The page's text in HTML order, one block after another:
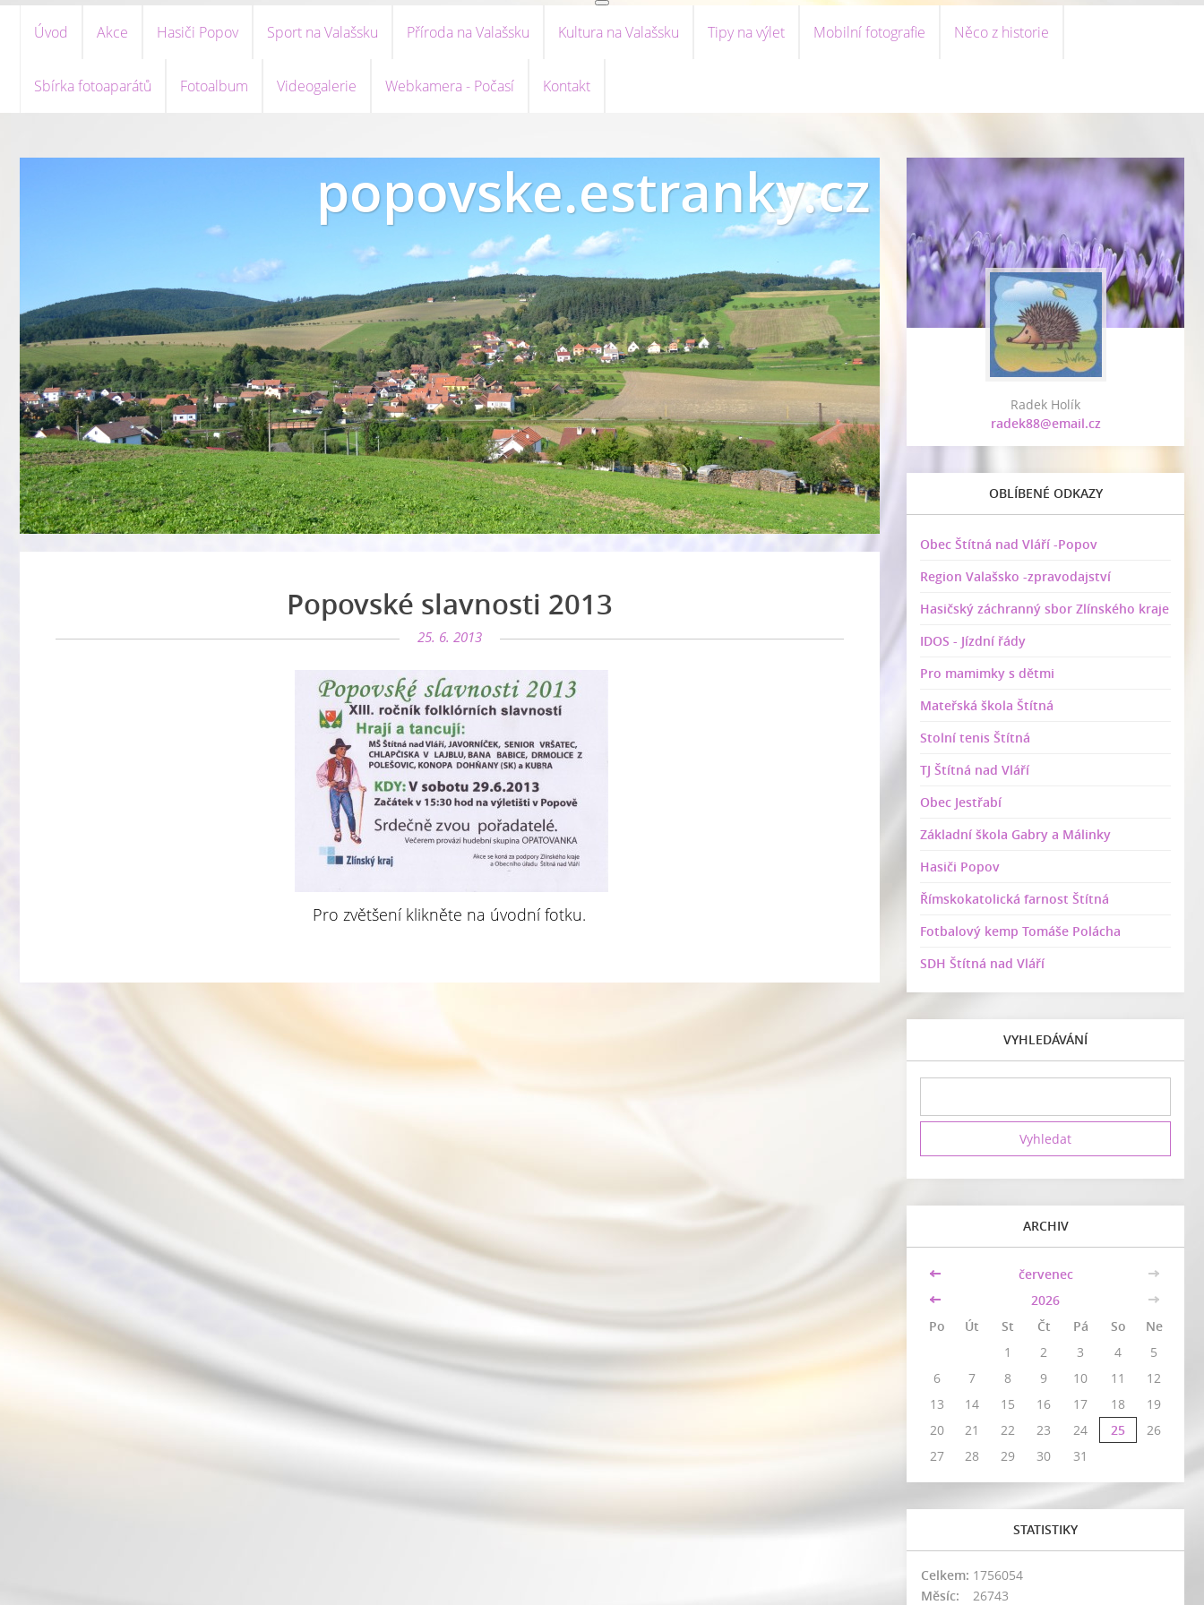
Úvod Akce Hasiči Popov Sport na Valašsku Příroda na Valašsku Kultura na Valašsku Tipy na výlet Mobilní fotografie Něco z historie
Sbírka fotoaparátů Fotoalbum Videogalerie Webkamera - Počasí Kontakt
popovske.estranky.cz
Popovské slavnosti 2013
25. 6. 2013
Pro zvětšení klikněte na úvodní fotku.
Radek Holík
radek88@email.cz
OBLÍBENÉ ODKAZY
Obec Štítná nad Vláří -Popov
Region Valašsko -zpravodajství
Hasičský záchranný sbor Zlínského kraje
IDOS - Jízdní řády
Pro mamimky s dětmi
Mateřská škola Štítná
Stolní tenis Štítná
TJ Štítná nad Vláří
Obec Jestřabí
Základní škola Gabry a Málinky
Hasiči Popov
Římskokatolická farnost Štítná
Fotbalový kemp Tomáše Polácha
SDH Štítná nad Vláří
VYHLEDÁVÁNÍ
ARCHIV
<< červenec
>>
<<
2026
>>
Po
Út St Čt Pá So
Ne
1
2 3 4
5
6
7 8 9 10 11
12
13
14 15 16 17 18
19
20
21 22 23 24 25
26
27
28 29 30 31
STATISTIKY
Celkem: 1756054
Měsíc:
26743